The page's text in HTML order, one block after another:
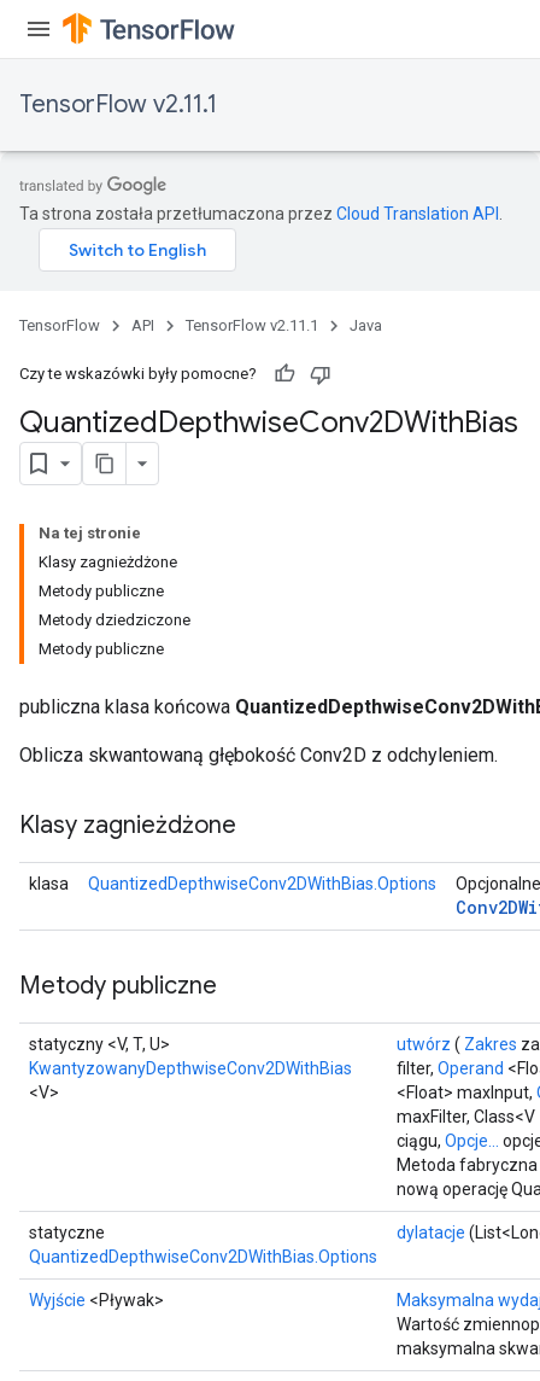
TensorFlow v2.11.1
Ta strona została przetłumaczona przez Cloud Translation API
TensorFlow API TensorFlow v2.11.1 Java
Czy te wskazówki były pomocne?
QuantizedDepthwiseConv2DWithBias
Na tej stronie
Klasy zagnieżdżone
Metody publiczne
Metody dziedziczone
Metody publiczne
publiczna klasa końcowa
Oblicza skwantowaną głębokość Conv2D z odchyleniem.
Klasy zagnieżdżone
klasa QuantizedDepthwiseConv2DWithBias.Options
Metody publiczne
statyczny <V, T, U>
KwantyzowanyDepthwiseConv2DWithBias
<V>
utwórz ( Zakres
filter, Operand
<Float> maxInput,
maxFilter,
ciągu, Opcje...
Metoda
nową operację
statyczne
QuantizedDepthwiseConv2DWithBias.Options
dylatacje
Wyjście <Pływak>
Maksymalna
Wartość
maksymalna